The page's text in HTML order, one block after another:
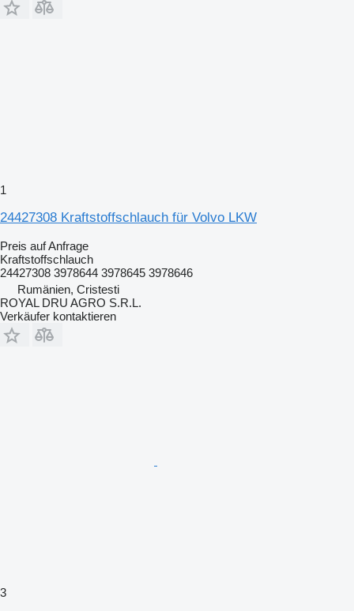
1
24427308 Kraftstoffschlauch für Volvo LKW
Preis auf Anfrage
Kraftstoffschlauch
24427308 3978644 3978645 3978646
Rumänien, Cristesti
ROYAL DRU AGRO S.R.L.
Verkäufer kontaktieren
3